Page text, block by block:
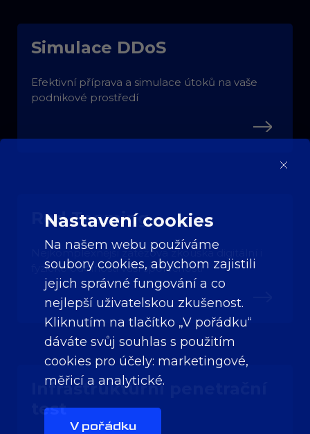
Nastavení cookies
Na našem webu používáme
soubory cookies, abychom zajistili
jejich správné fungování a co
nejlepší uživatelskou zkušenost.
Kliknutím na tlačítko „V pořádku“
dáváte svůj souhlas s použitím
cookies pro účely: marketingové,
měřicí a analytické.
V pořádku
Simulace DDoS
Efektivní příprava a simulace útoků na vaše
podnikové prostředí
Red Teaming
Nejkomplexnější zátěžová zkouška digitální i
fyzické odolnosti vaší společnosti
Infrastrukturní penetrační
test